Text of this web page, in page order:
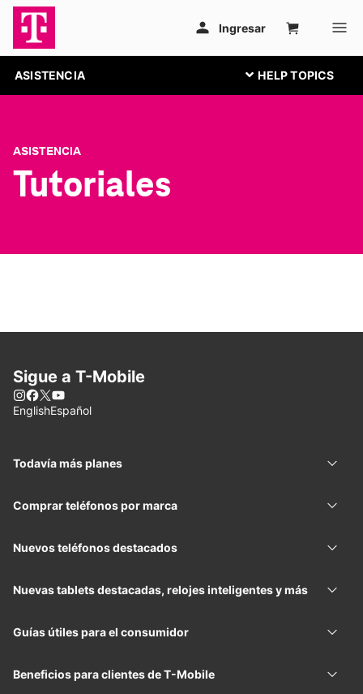
ASISTENCIA
ASISTENCIA
Tutoriales